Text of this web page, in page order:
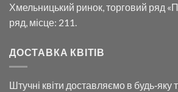
Хмельницький ринок, торговий ряд
ряд, місце: 211.
ДОСТАВКА КВІТІВ
Штучні квіти доставляємо в будь‑яку